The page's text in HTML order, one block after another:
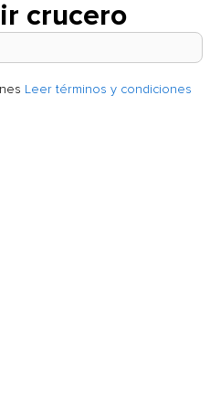
crucero
Leer términos y condiciones